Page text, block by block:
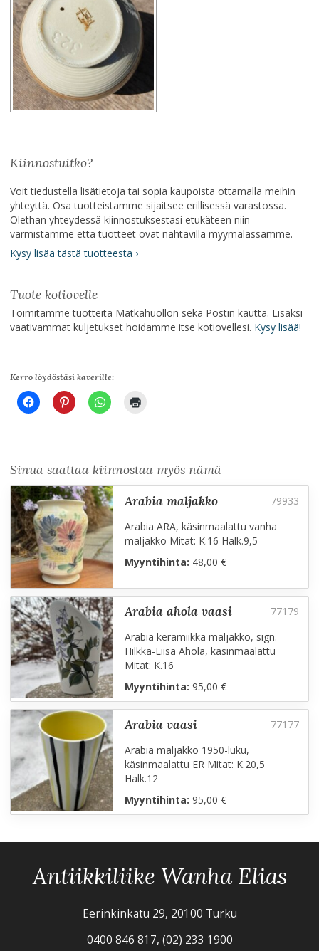
Kiinnostuitko?
Voit tiedustella lisätietoja tai sopia kaupoista ottamalla meihin
yhteyttä. Osa tuotteistamme sijaitsee erillisessä varastossa.
Olethan yhteydessä kiinnostuksestasi etukäteen niin
varmistamme että tuotteet ovat nähtävillä myymälässämme.
Kysy lisää tästä tuotteesta ›
Tuote kotiovelle
Toimitamme tuotteita Matkahuollon sekä Postin kautta. Lisäksi
vaativammat kuljetukset hoidamme itse kotiovellesi. Kysy lisää!
Kerro löydöstäsi kaverille:
Sinua saattaa kiinnostaa myös nämä
arabia maljakko
Arabia ARA, käsinmaalattu vanha
maljakko Mitat: K.16 Halk.9,5
Myyntihinta: 48,00 €
arabia ahola vaasi
Arabia keramiikka maljakko, sign.
Hilkka-Liisa Ahola, käsinmaalattu
Mitat: K.16
Myyntihinta: 95,00 €
arabia vaasi
Arabia maljakko 1950-luku,
käsinmaalattu ER Mitat: K.20,5
Halk.12
Myyntihinta: 95,00 €
Antiikkiliike Wanha Elias
Eerinkinkatu 29, 20100 Turku
0400 846 817, (02) 233 1900